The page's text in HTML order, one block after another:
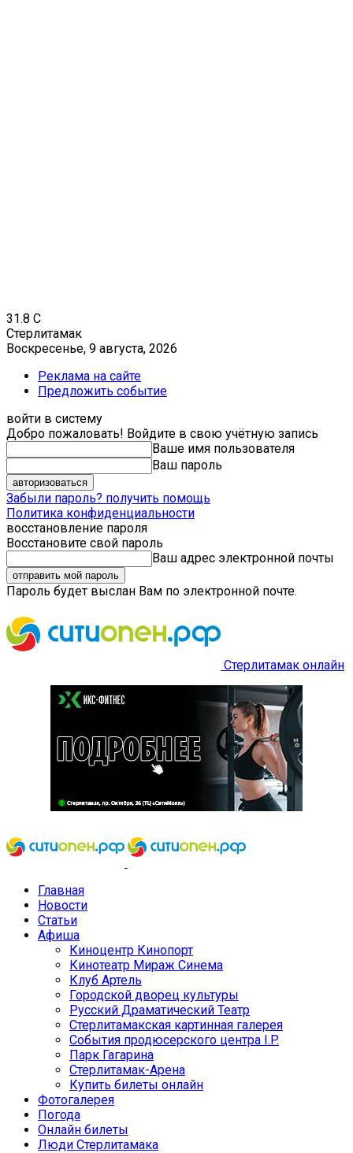
31.8 C
Стерлитамак
Воскресенье, 9 августа, 2026
Реклама на сайте
Предложить событие
войти в систему
Добро пожаловать! Войдите в свою учётную запись
Ваше имя пользователя
Ваш пароль
Забыли пароль? получить помощь
Политика конфиденциальности
восстановление пароля
Восстановите свой пароль
Ваш адрес электронной почты
Пароль будет выслан Вам по электронной почте.
Стерлитамак онлайн
Главная
Новости
Статьи
Афиша
Киноцентр Кинопорт
Кинотеатр Мираж Синема
Клуб Артель
Городской дворец культуры
Русский Драматический Театр
Стерлитамакская картинная галерея
События продюсерского центра I.P.
Парк Гагарина
Стерлитамак-Арена
Купить билеты онлайн
Фотогалерея
Погода
Онлайн билеты
Люди Стерлитамака